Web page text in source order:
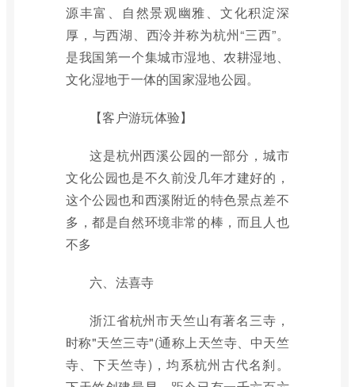
源丰富、自然景观幽雅、文化积淀深
厚，与西湖、西泠并称为杭州“三西”。
是我国第一个集城市湿地、农耕湿地、
文化湿地于一体的国家湿地公园。
【客户游玩体验】
这是杭州西溪公园的一部分，城市
文化公园也是不久前没几年才建好的，
这个公园也和西溪附近的特色景点差不
多，都是自然环境非常的棒，而且人也
不多
六、法喜寺
浙江省杭州市天竺山有著名三寺，
时称"天竺三寺"(通称上天竺寺、中天竺
寺、下天竺寺)，均系杭州古代名刹。